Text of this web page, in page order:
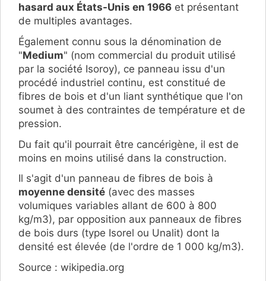
hasard aux États-Unis en 1966 et présentant
de multiples avantages.
Également connu sous la dénomination de
"Medium" (nom commercial du produit utilisé
par la société Isoroy), ce panneau issu d'un
procédé industriel continu, est constitué de
fibres de bois et d'un liant synthétique que l'on
soumet à des contraintes de température et de
pression.
Du fait qu'il pourrait être cancérigène, il est de
moins en moins utilisé dans la construction.
Il s'agit d'un panneau de fibres de bois à
moyenne densité (avec des masses
volumiques variables allant de 600 à 800
kg/m3), par opposition aux panneaux de fibres
de bois durs (type Isorel ou Unalit) dont la
densité est élevée (de l'ordre de 1 000 kg/m3).
Source : wikipedia.org